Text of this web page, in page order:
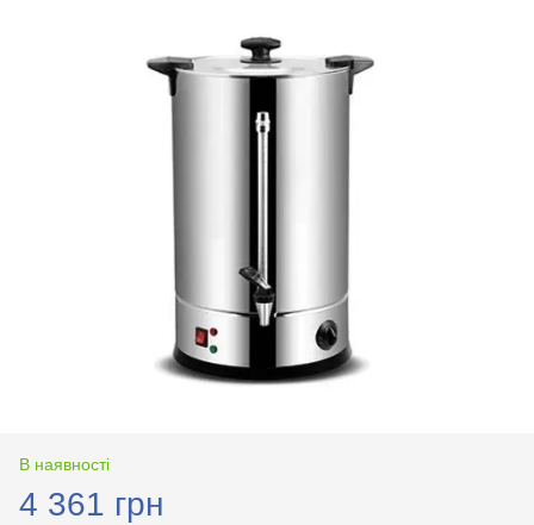
В наявності
4 361 грн